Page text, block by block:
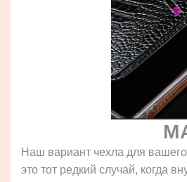
Наш вариант чехла для
это тот редкий случай, когда